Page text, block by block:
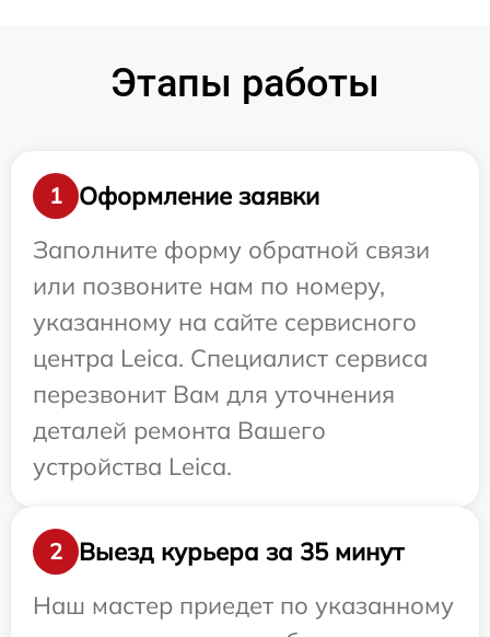
Этапы работы
1
Оформление заявки
Заполните форму обратной связи
или позвоните нам по номеру,
указанному на сайте сервисного
центра Leica. Специалист сервиса
перезвонит Вам для уточнения
деталей ремонта Вашего
устройства Leica.
2
Выезд курьера за 35 минут
Наш мастер приедет по указанному